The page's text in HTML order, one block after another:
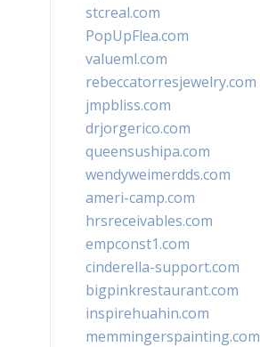
stcreal.com
PopUpFlea.com
valueml.com
rebeccatorresjewelry.com
jmpbliss.com
drjorgerico.com
queensushipa.com
wendyweimerdds.com
ameri-camp.com
hrsreceivables.com
empconst1.com
cinderella-support.com
bigpinkrestaurant.com
inspirehuahin.com
memmingerspainting.com